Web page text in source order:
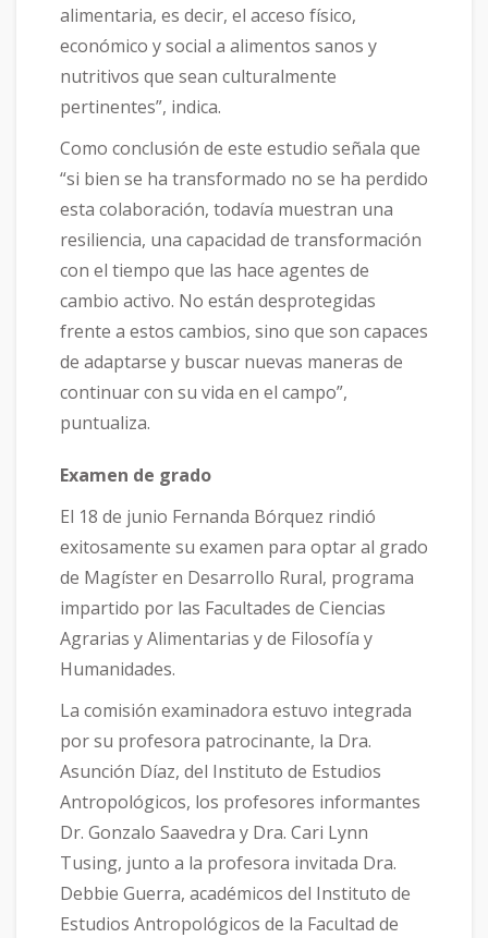
alimentaria, es decir, el acceso físico,
económico y social a alimentos sanos y
nutritivos que sean culturalmente
pertinentes”, indica.
Como conclusión de este estudio señala que
“si bien se ha transformado no se ha perdido
esta colaboración, todavía muestran una
resiliencia, una capacidad de transformación
con el tiempo que las hace agentes de
cambio activo. No están desprotegidas
frente a estos cambios, sino que son capaces
de adaptarse y buscar nuevas maneras de
continuar con su vida en el campo”,
puntualiza.
Examen de grado
El 18 de junio Fernanda Bórquez rindió
exitosamente su examen para optar al grado
de Magíster en Desarrollo Rural, programa
impartido por las Facultades de Ciencias
Agrarias y Alimentarias y de Filosofía y
Humanidades.
La comisión examinadora estuvo integrada
por su profesora patrocinante, la Dra.
Asunción Díaz, del Instituto de Estudios
Antropológicos, los profesores informantes
Dr. Gonzalo Saavedra y Dra. Cari Lynn
Tusing, junto a la profesora invitada Dra.
Debbie Guerra, académicos del Instituto de
Estudios Antropológicos de la Facultad de